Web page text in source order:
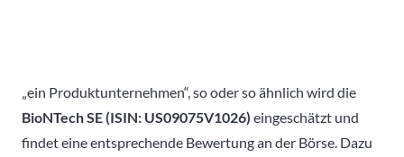
„ein Produktunternehmen“, so oder so ähnlich wird die
BioNTech SE (ISIN: US09075V1026) eingeschätzt und
findet eine entsprechende Bewertung an der Börse. Dazu